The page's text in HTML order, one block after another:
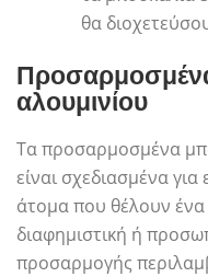
θα
αλουμινίου
Τα προσαρμοσμένα
είναι σχεδιασμένα για
άτομα που θέλουν ένα
διαφημιστική ή
προσαρμογής